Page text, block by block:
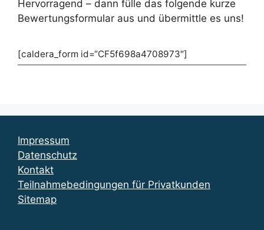
Hervorragend – dann fülle das folgende kurze
Bewertungsformular aus und übermittle es uns!
[caldera_form id=“CF5f698a4708973″]
Impressum
Datenschutz
Kontakt
Teilnahmebedingungen für Privatkunden
Sitemap